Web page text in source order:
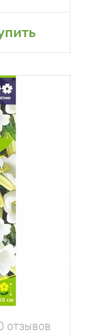
отзывов